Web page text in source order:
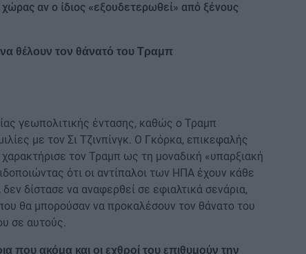
αν ο ίδιος «εξουδετερωθεί» από ξένους
θέλουν τον θάνατό του Τραμπ
γεωπολιτικής έντασης, καθώς ο Τραμπ
με τον Σι Τζινπίνγκ. Ο Γκόρκα, επικεφαλής
τον Τραμπ ως τη μοναδική «υπαρξιακή
ότι οι αντίπαλοι των ΗΠΑ έχουν κάθε
δίστασε να αναφερθεί σε εφιαλτικά σενάρια,
θα μπορούσαν να προκαλέσουν τον θάνατο του
σε αυτούς.
που ακόμα και οι εχθροί του επιθυμούν την